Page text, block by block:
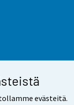
evästeitä.